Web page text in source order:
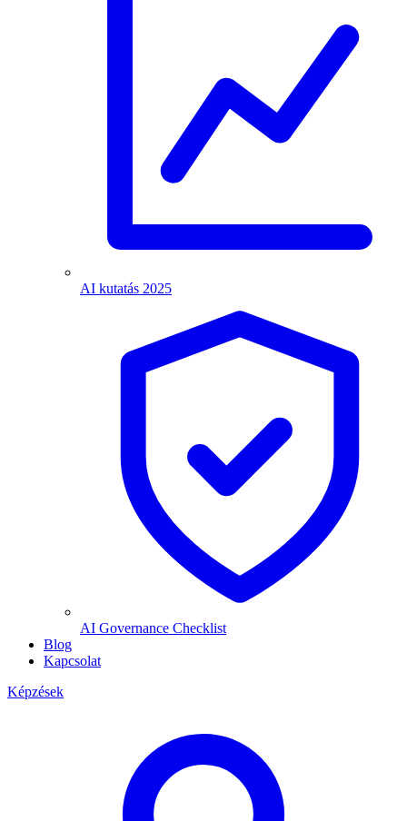
AI kutatás 2025
AI Governance Checklist
Blog
Kapcsolat
Képzések